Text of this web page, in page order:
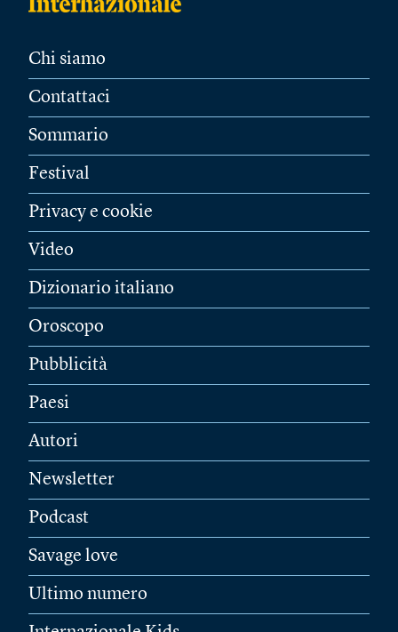
Chi siamo
Contattaci
Sommario
Festival
Privacy e cookie
Video
Dizionario italiano
Oroscopo
Pubblicità
Paesi
Autori
Newsletter
Podcast
Savage love
Ultimo numero